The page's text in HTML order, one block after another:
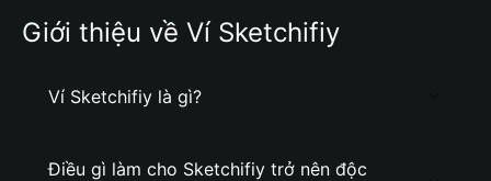
Giới thiệu về Ví Sketchifiy
Ví Sketchifiy là gì?
Điều gì làm cho Sketchifiy trở nên độc